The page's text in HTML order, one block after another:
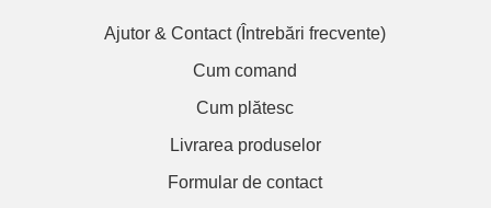
Ajutor & Contact (Întrebări frecvente)
Cum comand
Cum plătesc
Livrarea produselor
Formular de contact